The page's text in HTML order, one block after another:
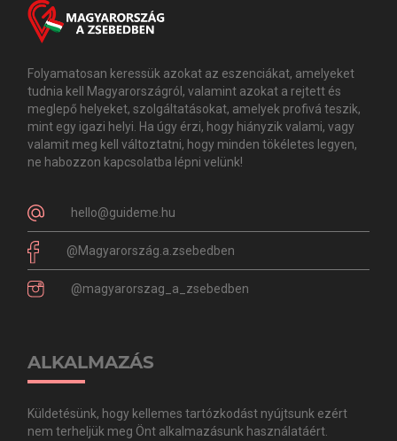
Folyamatosan keressük azokat az eszenciákat, amelyeket
tudnia kell Magyarországról, valamint azokat a rejtett és
meglepő helyeket, szolgáltatásokat, amelyek profivá teszik,
mint egy igazi helyi. Ha úgy érzi, hogy hiányzik valami, vagy
valamit meg kell változtatni, hogy minden tökéletes legyen,
ne habozzon kapcsolatba lépni velünk!
hello@guideme.hu
@Magyarország.a.zsebedben
@magyarorszag_a_zsebedben
ALKALMAZÁS
Küldetésünk, hogy kellemes tartózkodást nyújtsunk ezért
nem terheljük meg Önt alkalmazásunk használatáért.